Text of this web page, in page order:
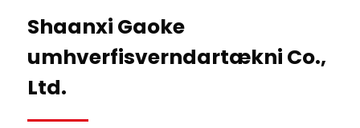
Shaanxi Gaoke
umhverfisverndartækni Co.,
Ltd.